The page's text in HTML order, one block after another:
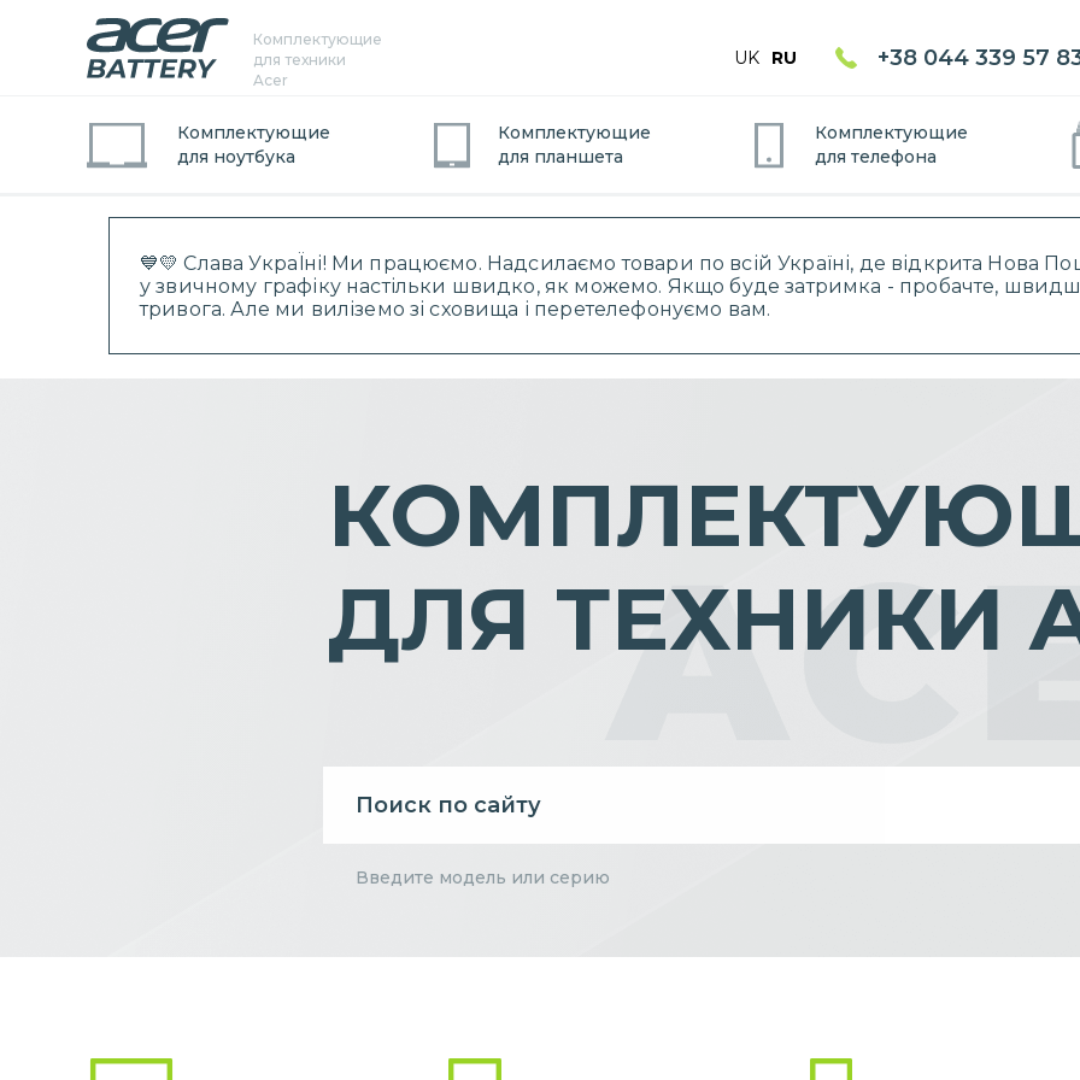
💙💛 Слава УкраЇні! Ми працюємо. Надсилаємо товари по всій Україні, де відкрита Нова
у звичному графіку настільки швидко, як можемо. Якщо буде затримка - пробачте,
тривога. Але ми виліземо зі сховища і перетелефонуємо вам.
Комплектующие
для техники
Acer
UK RU +38 044 339 57
Комплектующие
для ноутбука
Комплектующие
для планшета
Комплектующие
для телефона
ДЛЯ ТЕХНИКИ
Введите модель или серию